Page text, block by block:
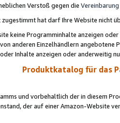
Verstoß gegen die Vereinbarung
hat darf Ihre Website nicht
keine Programminhalte anzeigen
anderen Einzelhändlern
Inhalte anzeigen oder anderweitig
Produktkatalog für das
und vorbehaltlich der in diesem
der auf einer Amazon-Website